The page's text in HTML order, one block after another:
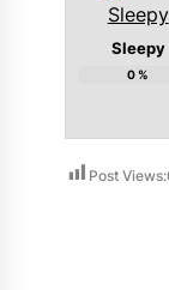
Sleepy
0%
Post Views: